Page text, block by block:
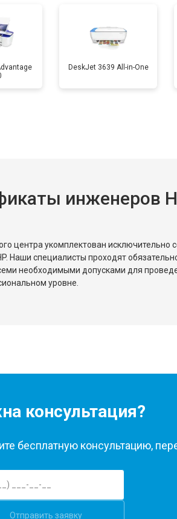
DeskJet 3639 All-in-One
инженеров
центра укомплектован исключительно
Наши специалисты проходят
необходимыми допусками для
уровне.
консультация?
бесплатную консультацию,
Отправить заявку